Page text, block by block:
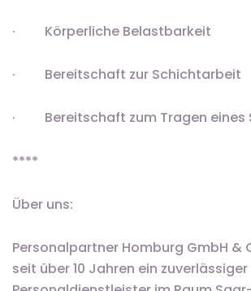
· Körperliche Belastbarkeit
· Bereitschaft zur Schichtarbeit
· Bereitschaft zum Tragen eines
****
Über uns:
Personalpartner Homburg GmbH &
seit über 10 Jahren ein zuverlässiger